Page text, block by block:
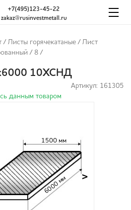
zakaz@rusinvestmetall.ru
+7(495)123-45-22
/ Листы горячекатаные / Лист
/ 8 /
10ХСНД
Артикул: 161305
данным товаром
1500 мм
6000 мм >